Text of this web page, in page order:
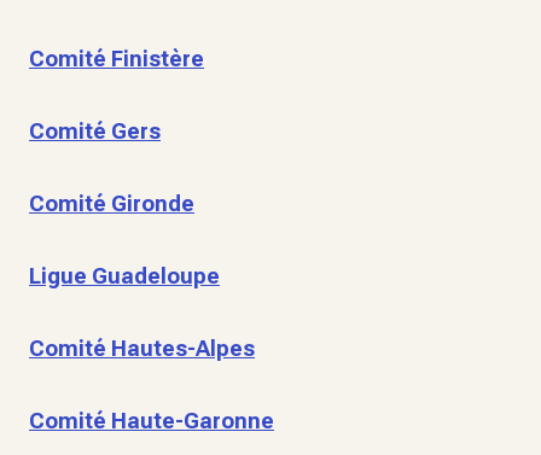
Comité Finistère
Comité Gers
Comité Gironde
Ligue Guadeloupe
Comité Hautes-Alpes
Comité Haute-Garonne